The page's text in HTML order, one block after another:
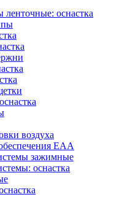
оснастка
воздуха
EAA
зажимные
оснастка